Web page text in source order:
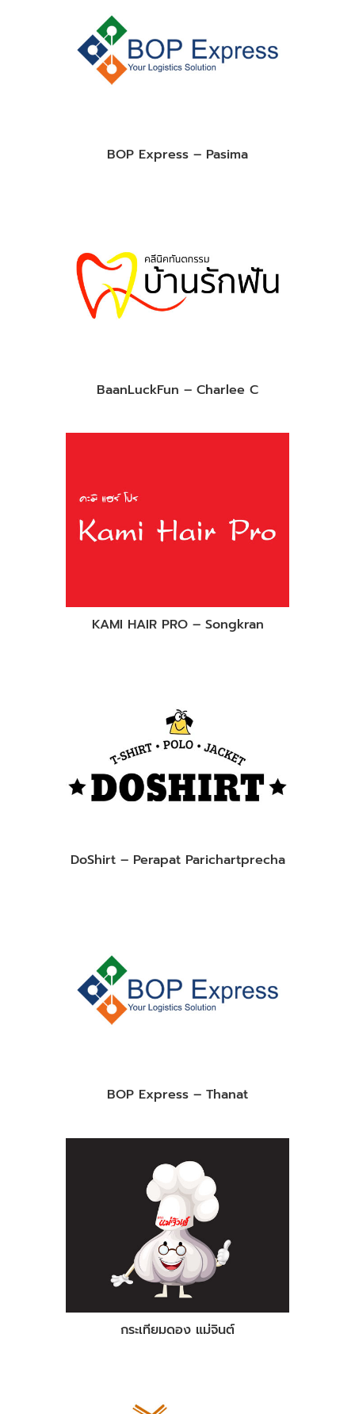
BOP Express – Pasima
BaanLuckFun – Charlee C
KAMI HAIR PRO – Songkran
DoShirt – Perapat Parichartprecha
BOP Express – Thanat
กระเทียมดอง แม่จินต์